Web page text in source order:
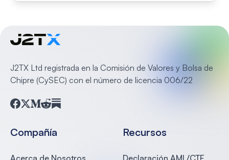
J2TX Ltd registrada en la Comisión de Valores y Bolsa de
Chipre (CySEC) con el número de licencia 006/22
Compañía Recursos